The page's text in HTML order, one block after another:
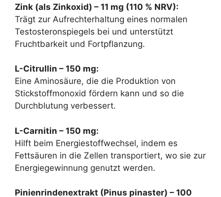
Zink (als Zinkoxid) – 11 mg (110 % NRV):
Trägt zur Aufrechterhaltung eines normalen
Testosteronspiegels bei und unterstützt
Fruchtbarkeit und Fortpflanzung.
L-Citrullin – 150 mg:
Eine Aminosäure, die die Produktion von
Stickstoffmonoxid fördern kann und so die
Durchblutung verbessert.
L-Carnitin – 150 mg:
Hilft beim Energiestoffwechsel, indem es
Fettsäuren in die Zellen transportiert, wo sie zur
Energiegewinnung genutzt werden.
Pinienrindenextrakt (Pinus pinaster) – 100